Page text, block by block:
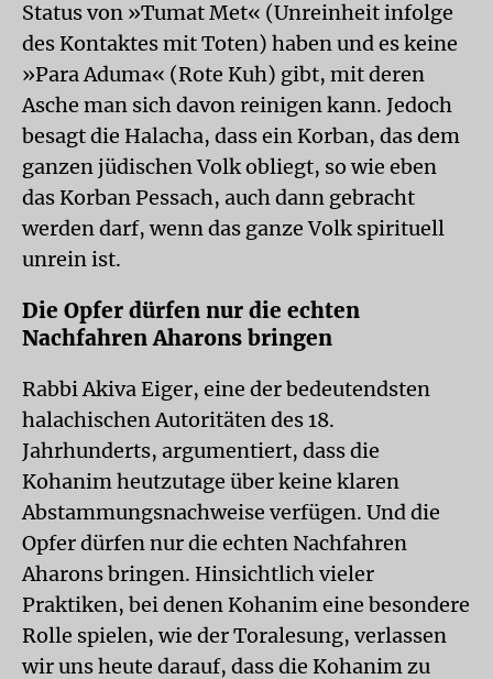
Status von »Tumat Met« (Unreinheit infolge
des Kontaktes mit Toten) haben und es keine
»Para Aduma« (Rote Kuh) gibt, mit deren
Asche man sich davon reinigen kann. Jedoch
besagt die Halacha, dass ein Korban, das dem
ganzen jüdischen Volk obliegt, so wie eben
das Korban Pessach, auch dann gebracht
werden darf, wenn das ganze Volk spirituell
unrein ist.
Die Opfer dürfen nur die echten
Nachfahren Aharons bringen
Rabbi Akiva Eiger, eine der bedeutendsten
halachischen Autoritäten des 18.
Jahrhunderts, argumentiert, dass die
Kohanim heutzutage über keine klaren
Abstammungsnachweise verfügen. Und die
Opfer dürfen nur die echten Nachfahren
Aharons bringen. Hinsichtlich vieler
Praktiken, bei denen Kohanim eine besondere
Rolle spielen, wie der Toralesung, verlassen
wir uns heute darauf, dass die Kohanim zu